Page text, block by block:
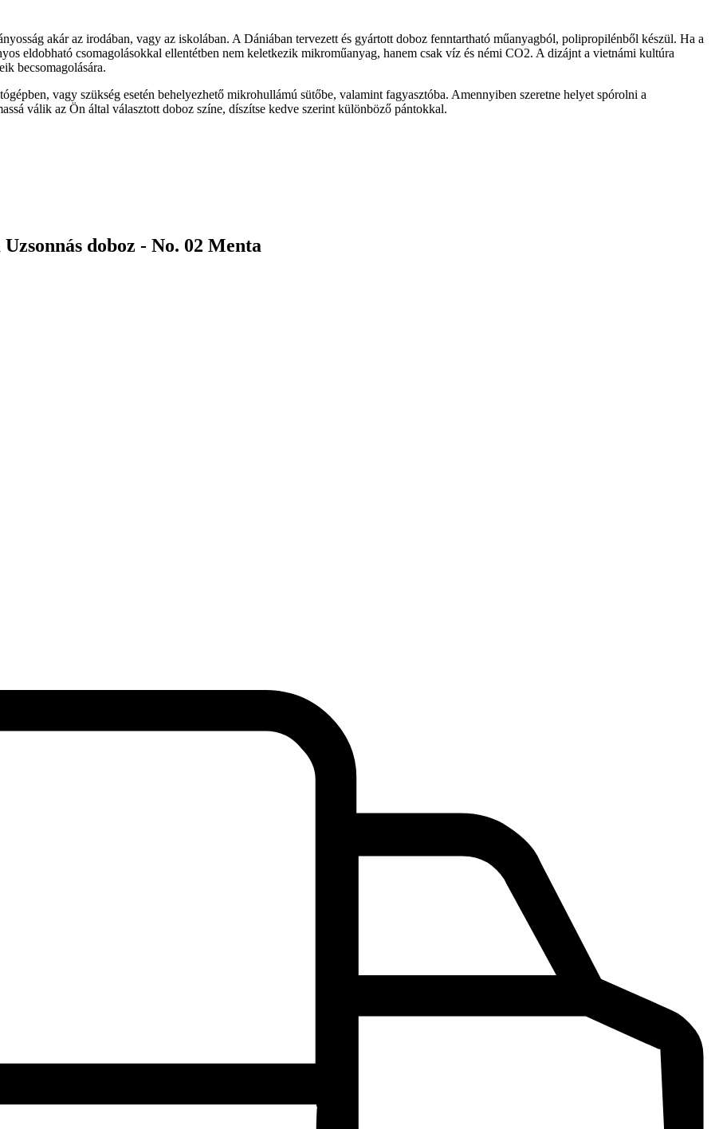
akár az irodában, vagy az iskolában. A Dániában tervezett és gyártott doboz fenntartható műanyagból, polipropilénből készül. Ha a
eldobható csomagolásokkal ellentétben nem keletkezik mikroműanyag, hanem csak víz és némi CO2. A dizájnt a vietnámi kultúra
becsomagolására.
vagy szükség esetén behelyezhető mikrohullámú sütőbe, valamint fagyasztóba. Amennyiben szeretne helyet spórolni a
válik az Ön által választott doboz színe, díszítse kedve szerint különböző pántokkal.
doboz - No. 02 Menta